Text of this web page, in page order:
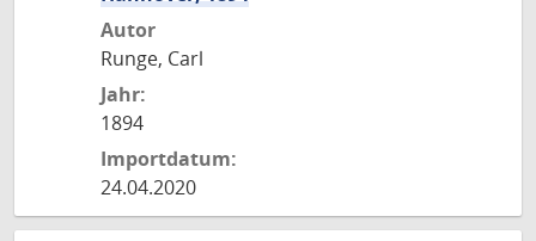
Autor
Runge, Carl
Jahr:
1894
Importdatum:
24.04.2020